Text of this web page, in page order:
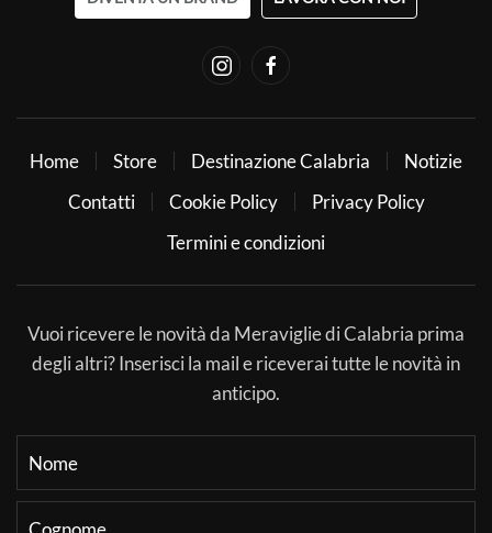
Home Store Destinazione Calabria
Notizie
Contatti
Cookie Policy
Privacy Policy
Termini e condizioni
Vuoi ricevere le novità da Meraviglie di Calabria prima
degli altri? Inserisci la mail e riceverai tutte le novità in
anticipo.